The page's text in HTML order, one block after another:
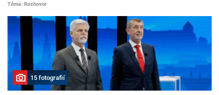
Téma: Rozhovor
15 fotografií